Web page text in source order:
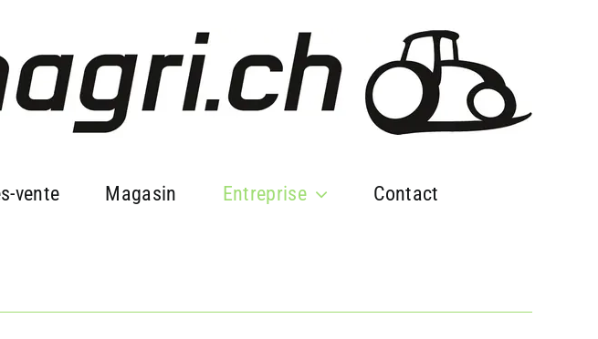
vente Magasin Entreprise Contact